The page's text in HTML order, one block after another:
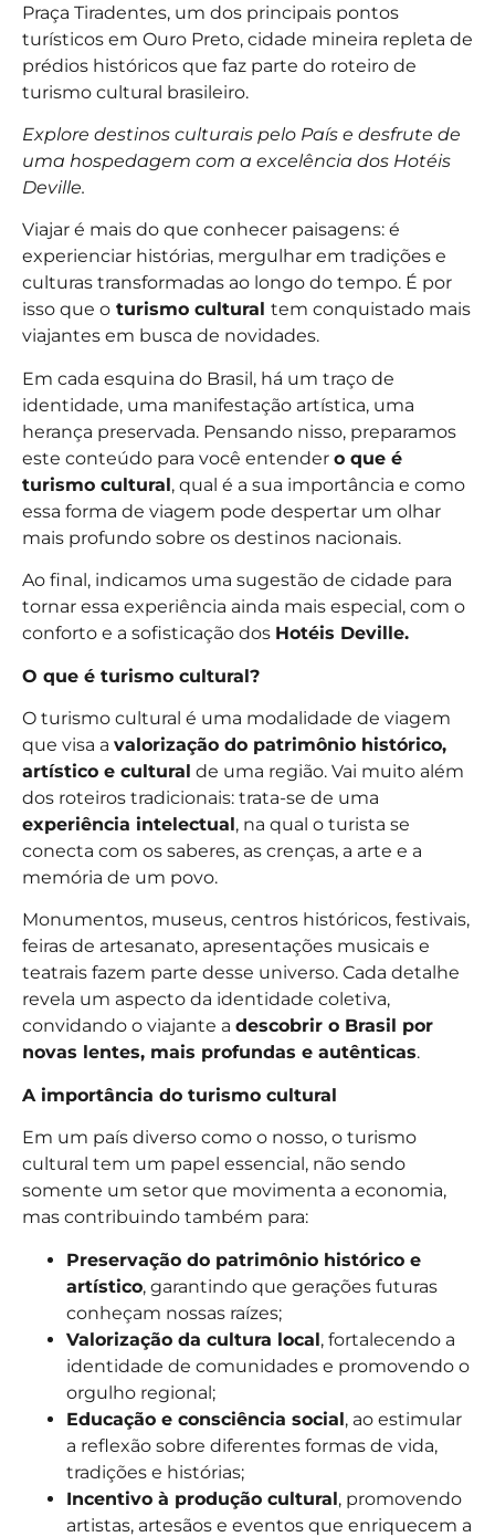
Praça Tiradentes, um dos principais pontos
turísticos em Ouro Preto, cidade mineira repleta de
prédios históricos que faz parte do roteiro de
turismo cultural brasileiro.
Explore destinos culturais pelo País e desfrute de
uma hospedagem com a excelência dos Hotéis
Deville.
Viajar é mais do que conhecer paisagens: é
experienciar histórias, mergulhar em tradições e
culturas transformadas ao longo do tempo. É por
isso que o turismo cultural tem conquistado mais
viajantes em busca de novidades.
Em cada esquina do Brasil, há um traço de
identidade, uma manifestação artística, uma
herança preservada. Pensando nisso, preparamos
este conteúdo para você entender o que é
turismo cultural, qual é a sua importância e como
essa forma de viagem pode despertar um olhar
mais profundo sobre os destinos nacionais.
Ao final, indicamos uma sugestão de cidade para
tornar essa experiência ainda mais especial, com o
conforto e a sofisticação dos Hotéis Deville.
O que é turismo cultural?
O turismo cultural é uma modalidade de viagem
que visa a valorização do patrimônio histórico,
artístico e cultural de uma região. Vai muito além
dos roteiros tradicionais: trata-se de uma
experiência intelectual, na qual o turista se
conecta com os saberes, as crenças, a arte e a
memória de um povo.
Monumentos, museus, centros históricos, festivais,
feiras de artesanato, apresentações musicais e
teatrais fazem parte desse universo. Cada detalhe
revela um aspecto da identidade coletiva,
convidando o viajante a descobrir o Brasil por
novas lentes, mais profundas e autênticas.
A importância do turismo cultural
Em um país diverso como o nosso, o turismo
cultural tem um papel essencial, não sendo
somente um setor que movimenta a economia,
mas contribuindo também para:
Preservação do patrimônio histórico e
artístico, garantindo que gerações futuras
conheçam nossas raízes;
Valorização da cultura local, fortalecendo a
identidade de comunidades e promovendo o
orgulho regional;
Educação e consciência social, ao estimular
a reflexão sobre diferentes formas de vida,
tradições e histórias;
Incentivo à produção cultural, promovendo
artistas, artesãos e eventos que enriquecem a